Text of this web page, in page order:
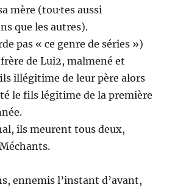
mère (tou·tes aussi
que les autres).
pas « ce genre de séries »)
de Lui2, malmené et
illégitime de leur père alors
le fils légitime de la première
ils meurent tous deux,
ennemis l’instant d’avant,